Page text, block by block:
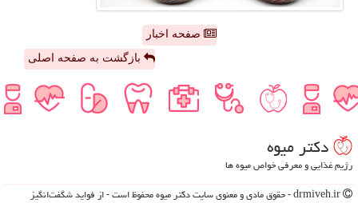
صفحه اخبار
بازگشت به صفحه اصلی
دكتر میوه
رژیم غذایی و معرفی خواص میوه ها
drmiveh.ir - حقوق مادی و معنوی سایت دكتر میوه محفوظ است - از فواید شگفت‌انگیز